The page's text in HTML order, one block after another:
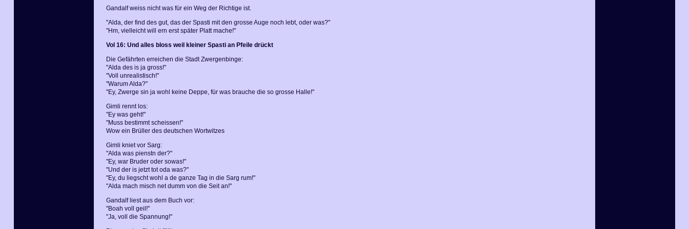
Gandalf weiss nicht was für ein Weg der Richtige ist.
"Alda, der find des gut, das der Spasti mit den grosse Auge noch lebt, oder was?"
"Hm, vielleicht will ern erst später Platt mache!"
Vol 16: Und alles bloss weil kleiner Spasti an Pfeile drückt
Die Gefährten erreichen die Stadt Zwergenbinge:
"Alda des is ja gross!"
"Voll unrealistisch!"
"Warum Alda?"
"Ey, Zwerge sin ja wohl keine Deppe, für was brauche die so grosse Halle!"
Gimli rennt los:
"Ey was geht!"
"Muss bestimmt scheissen!"
Wow ein Brüller des deutschen Wortwitzes
Gimli kniet vor Sarg:
"Alda was pienstn der?"
"Ey, war Bruder oder sowas!"
"Und der is jetzt tot oda was?"
"Ey, du liegscht wohl a de ganze Tag in die Sarg rum!"
"Alda mach misch net dumm von die Seit an!"
Gandalf liest aus dem Buch vor:
"Boah voll geil!"
"Ja, voll die Spannung!"